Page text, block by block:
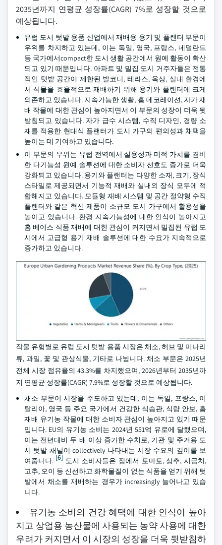
2035년까지 연평균 성장률(CAGR) 7%로 성장할 것으로
예상됩니다.
유럽 도시 텃밭 용품 산업에서 재배용 용기 및 플랜터 부문이
우위를 차지하고 있는데, 이는 독일, 영국, 프랑스, 네덜란드
등 국가에서compact한 도시 생활 공간에서 원예 활동이 확산
되고 있기 때문입니다. 아파트 및 밀집 도시 거주자들은 전통
적인 텃밭 공간이 제한된 발코니, 테라스, 옥상, 실내 환경에
서 식물을 효율적으로 재배하기 위해 용기와 플랜터에 크게
의존하고 있습니다. 지속가능한 생활, 홈 데코레이션, 자가 재
배 작물에 대한 관심이 높아지면서 이 부문의 성장이 더욱 뒷
받침되고 있습니다. 자가 급수 시스템, 수직 디자인, 경량 소
재를 적용한 현대식 플랜터가 도시 가구의 편의성과 채택을
높이는 데 기여하고 있습니다.
이 부문의 우위는 유럽 전역에서 실용성과 미적 가치를 겸비
한 다기능성 원예 솔루션에 대한 소비자 선호도 증가로 더욱
강화되고 있습니다. 용기와 플랜터는 다양한 소재, 크기, 장식
스타일로 제공되면서 기능적 재배와 실내외 장식 모두에 적
합해지고 있습니다. 모듈형 재배 시스템 및 공간 절약형 수직
플랜터와 같은 혁신 제품이 소규모 도시 가구에서 활용성을
높이고 있습니다. 환경 지속가능성에 대한 인식이 높아지고
홈 베이스 식품 재배에 대한 관심이 커지면서 밀집된 유럽 도
시에서 고급형 용기 재배 솔루션에 대한 수요가 지속적으로
증가하고 있습니다.
작물 유형별로 유럽 도시 텃밭 용품 시장은 채소, 허브 및 미나리
류, 과일, 꽃 및 관상식물, 기타로 나뉩니다. 채소 부문은 2025년
전체 시장 점유율의 43.3%를 차지했으며, 2026년부터 2035년까
지 연평균 성장률(CAGR) 7.9%로 성장할 것으로 예상됩니다.
채소 부문이 시장을 주도하고 있는데, 이는 독일, 프랑스, 이
탈리아, 영국 등 주요 국가에서 건강한 식습관, 식량 안보, 홈
재배 유기농 작물에 대한 소비자 관심이 높아지고 있기 때문
입니다. EU의 유기농 소비는 2024년 551억 유로에 달했으며,
이는 전년대비 두 배 이상 증가한 수치로, 기관 및 주거용 도
시 텃밭 채널이 collectively 나타내는 시장 수요의 깊이를 보
여줍니다. [6] 도시 소비자들은 집에서 토마토, 상추, 시금치,
고추, 오이 등 신선하고 화학물질이 없는 식품을 얻기 위해 텃
밭에서 채소를 재배하는 경우가 increasingly 늘어나고 있습
니다.
유기농 소비의 건강 혜택에 대한 인식이 높아
지고 상업용 농산물에 사용되는 농약 사용에 대한
우려가 커지면서 이 시장의 성장을 더욱 뒷받침하